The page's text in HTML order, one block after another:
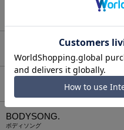
ATTACHMENT
アタッチメント
AUI NITE
BODYSONG.
ボディソング